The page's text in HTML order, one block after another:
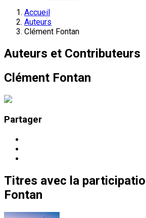
Accueil
Auteurs
Clément Fontan
Auteurs et Contributeurs
Clément Fontan
Partager
Titres avec la
Fontan